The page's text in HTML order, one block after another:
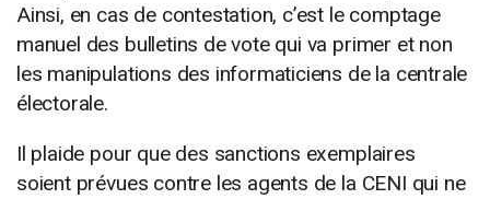
Ainsi, en cas de contestation, c’est le comptage
manuel des bulletins de vote qui va primer et non
les manipulations des informaticiens de la centrale
électorale.
Il plaide pour que des sanctions exemplaires
soient prévues contre les agents de la CENI qui ne